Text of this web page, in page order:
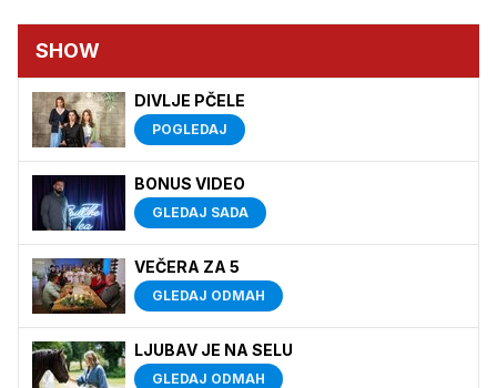
SHOW
DIVLJE PČELE
POGLEDAJ
BONUS VIDEO
GLEDAJ SADA
VEČERA ZA 5
GLEDAJ ODMAH
LJUBAV JE NA SELU
GLEDAJ ODMAH